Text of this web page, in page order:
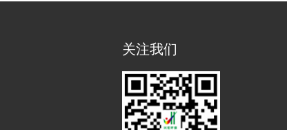
关注我们